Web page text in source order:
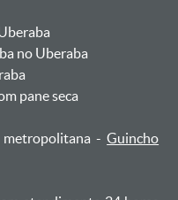
no Uberaba
pane seca
metropolitana -Guincho